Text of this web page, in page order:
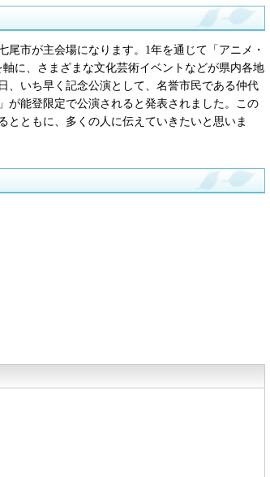
市が主会場になります。1年を通じて「アニメ・
に、さまざまな文化芸術イベントなどが県内各地
、いち早く記念公演として、名誉市民である仲代
が能登限定で公演されると発表されました。この
とともに、多くの人に伝えていきたいと思いま